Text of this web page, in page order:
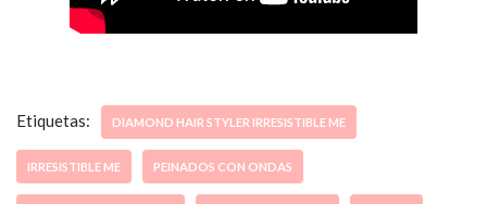
Etiquetas: DIAMOND HAIR STYLER IRRESISTIBLE ME
IRRESISTIBLE ME PEINADOS CON ONDAS